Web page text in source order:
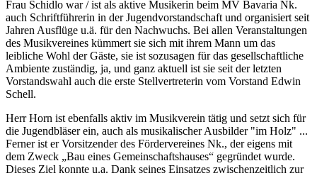
Frau Schidlo war / ist als aktive Musikerin beim MV Bavaria Nk.
auch Schriftführerin in der Jugendvorstandschaft und organisiert seit
Jahren Ausflüge u.ä. für den Nachwuchs. Bei allen Veranstaltungen
des Musikvereines kümmert sie sich mit ihrem Mann um das
leibliche Wohl der Gäste, sie ist sozusagen für das gesellschaftliche
Ambiente zuständig, ja, und ganz aktuell ist sie seit der letzten
Vorstandswahl auch die erste Stellvertreterin vom Vorstand Edwin
Schell.
Herr Horn ist ebenfalls aktiv im Musikverein tätig und setzt sich für
die Jugendbläser ein, auch als musikalischer Ausbilder "im Holz" ...
Ferner ist er Vorsitzender des Fördervereines Nk., der eigens mit
dem Zweck „Bau eines Gemeinschaftshauses“ gegründet wurde.
Dieses Ziel konnte u.a. Dank seines Einsatzes zwischenzeitlich zur